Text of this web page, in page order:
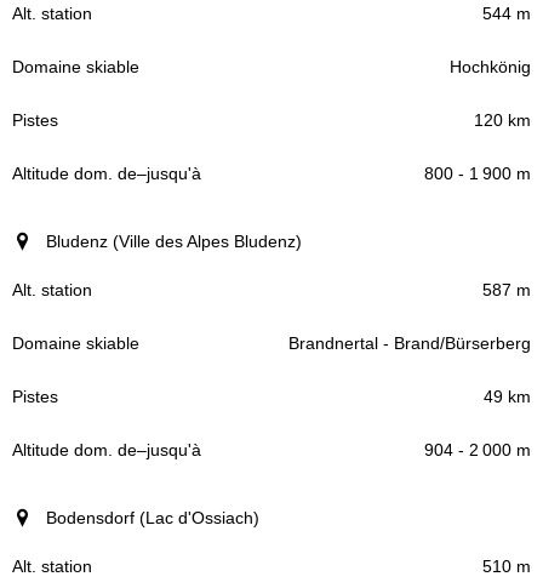
544 m
Hochkönig
120 km
800 - 1 900 m
Bludenz (Ville des Alpes Bludenz)
587 m
Brandnertal - Brand/Bürserberg
49 km
904 - 2 000 m
Bodensdorf (Lac d'Ossiach)
510 m